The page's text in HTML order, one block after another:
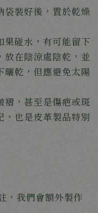
袋裝好後，置於乾燥
果碰水，有可能留下
放在陰涼處陰乾，並
曬乾，但應避免太陽
褶，甚至是傷疤或斑
，也是皮革製品特別
，我們會額外製作